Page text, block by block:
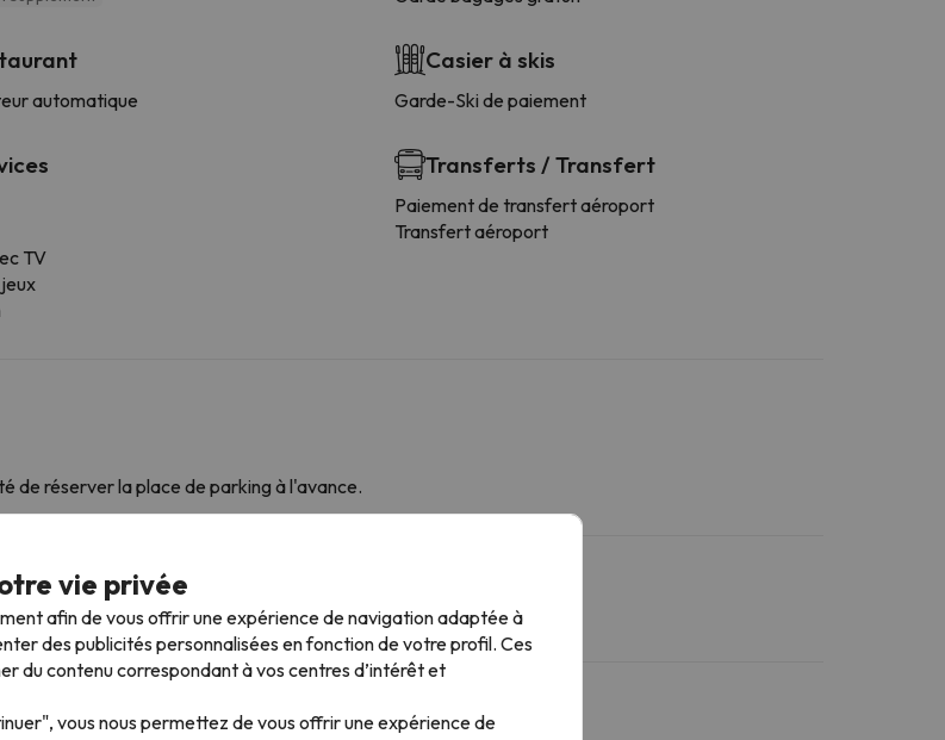
automatique
TV
Casier à skis
Garde-Ski de paiement
Transferts / Transfert
Paiement de transfert aéroport
Transfert aéroport
de réserver la place de parking à l'avance.
vie privée
afin de vous offrir une expérience de navigation adaptée à
des publicités personnalisées en fonction de votre profil. Ces
du contenu correspondant à vos centres d’intérêt et
vous nous permettez de vous offrir une expérience de